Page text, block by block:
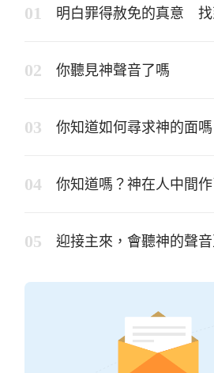
明白罪得赦免的真意 找
你聽見神聲音了嗎
你知道如何尋求神的面嗎
你知道嗎？神在人中間
迎接主來，會聽神的聲